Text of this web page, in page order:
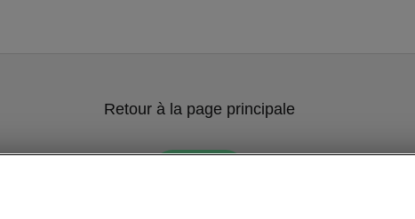
Retour à la page principale